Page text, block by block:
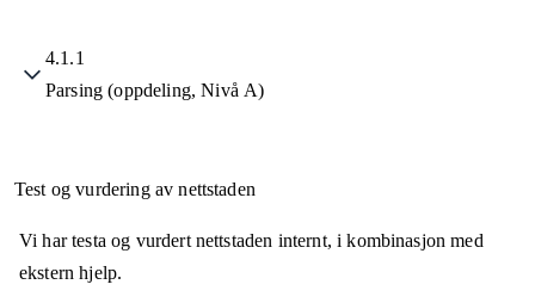
4.1.1
Parsing (oppdeling, Nivå A)
Test og vurdering av nettstaden
Vi har testa og vurdert nettstaden internt, i kombinasjon med
ekstern hjelp.